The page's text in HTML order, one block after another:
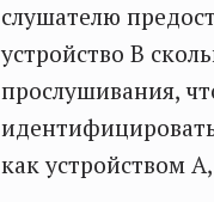
слушателю
устройство В
прослушивания,
как устройством